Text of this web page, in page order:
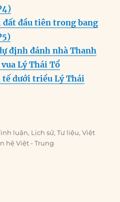
đất đầu tiên trong bang
định đánh nhà Thanh
Lý Thái Tổ
dưới triều Lý Thái
luận, Lịch sử,Tư liệu,Việt
hệ Việt - Trung